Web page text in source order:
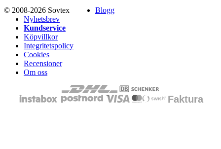
© 2008-2026 Sovtex
Blogg
Nyhetsbrev
Kundservice
Köpvillkor
Integritetspolicy
Cookies
Recensioner
Om oss